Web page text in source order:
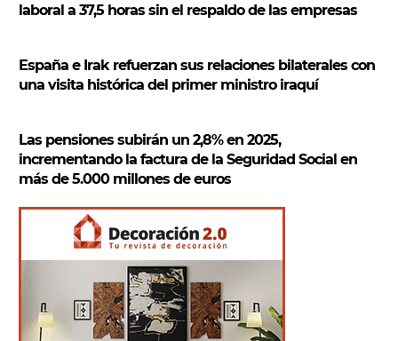
laboral a 37,5 horas sin el respaldo de las empresas
España e Irak refuerzan sus relaciones bilaterales con
una visita histórica del primer ministro iraquí
Las pensiones subirán un 2,8% en 2025,
incrementando la factura de la Seguridad Social en
más de 5.000 millones de euros